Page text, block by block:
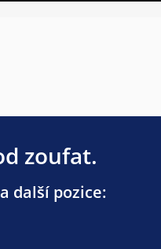
zoufat.
další pozice: